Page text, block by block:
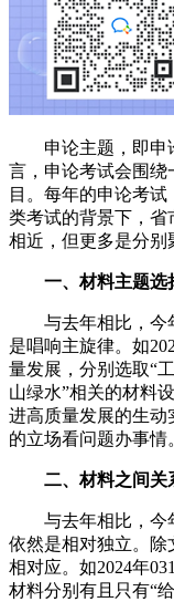
申论主题，即申
言，申论考试会围绕
目。每年的申论考
类考试的背景下，省
相近，但更多是分别
一、材料主题选
与去年相比，今
是唱响主旋律。如
量发展，分别选取“
山绿水”相关的材料
进高质量发展的生动
的立场看问题办事情
二、材料之间关
与去年相比，今
依然是相对独立。除
相对应。如2024年
材料分别有且只有“